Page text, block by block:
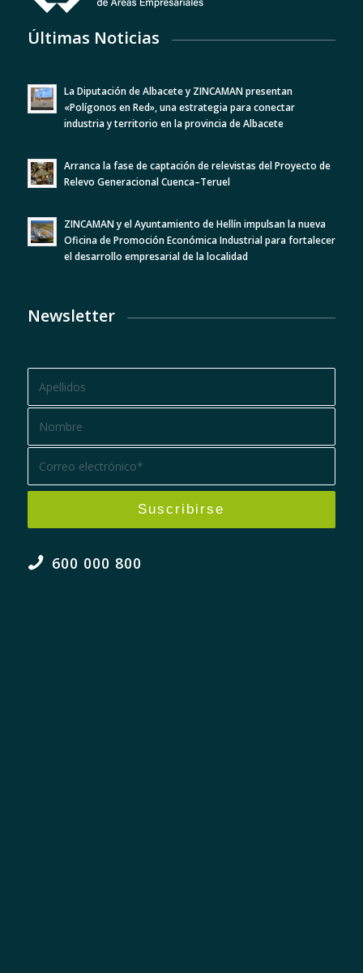
Últimas Noticias
La Diputación de Albacete y ZINCAMAN presentan
«Polígonos en Red», una estrategia para conectar
industria y territorio en la provincia de Albacete
Arranca la fase de captación de relevistas del Proyecto de
Relevo Generacional Cuenca–Teruel
ZINCAMAN y el Ayuntamiento de Hellín impulsan la nueva
Oficina de Promoción Económica Industrial para fortalecer
el desarrollo empresarial de la localidad
Newsletter
600 000 800